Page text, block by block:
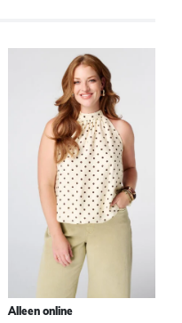
Alleen online